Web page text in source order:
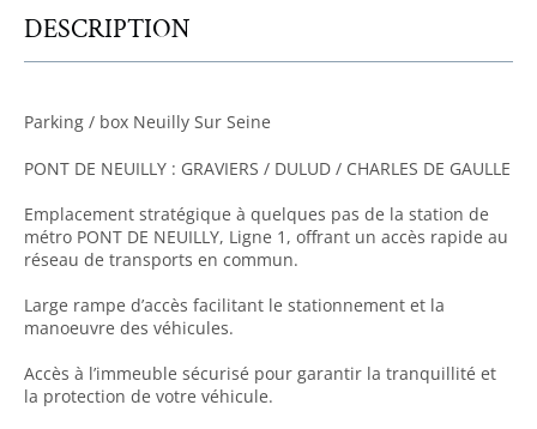
DESCRIPTION
Parking / box Neuilly Sur Seine
PONT DE NEUILLY : GRAVIERS / DULUD / CHARLES DE GAULLE
Emplacement stratégique à quelques pas de la station de
métro PONT DE NEUILLY, Ligne 1, offrant un accès rapide au
réseau de transports en commun.
Large rampe d’accès facilitant le stationnement et la
manoeuvre des véhicules.
Accès à l’immeuble sécurisé pour garantir la tranquillité et
la protection de votre véhicule.